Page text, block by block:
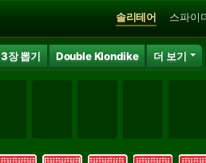
솔리테어 스파이
3장 뽑기 Double Klondike 더 보기